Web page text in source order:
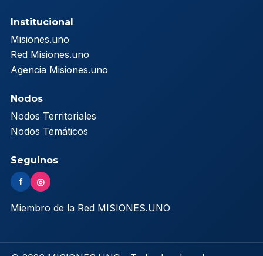
Institucional
Misiones.uno
Red Misiones.uno
Agencia Misiones.uno
Nodos
Nodos Territoriales
Nodos Temáticos
Seguinos
f ◎
Miembro de la Red MISIONES.UNO